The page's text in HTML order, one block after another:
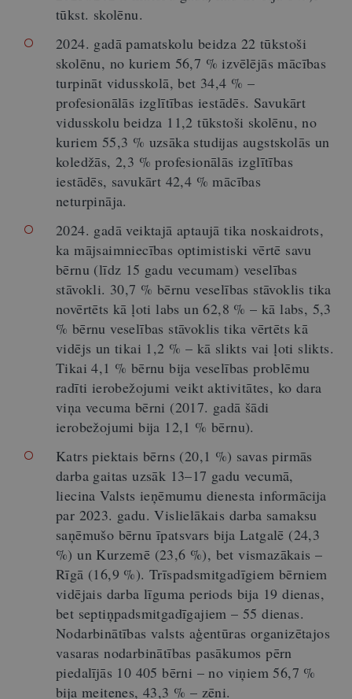
tūkst. skolēnu.
2024. gadā pamatskolu beidza 22 tūkstoši
skolēnu, no kuriem 56,7 % izvēlējās mācības
turpināt vidusskolā, bet 34,4 % –
profesionālās izglītības iestādēs. Savukārt
vidusskolu beidza 11,2 tūkstoši skolēnu, no
kuriem 55,3 % uzsāka studijas augstskolās un
koledžās, 2,3 % profesionālās izglītības
iestādēs, savukārt 42,4 % mācības
neturpināja.
2024. gadā veiktajā aptaujā tika noskaidrots,
ka mājsaimniecības optimistiski vērtē savu
bērnu (līdz 15 gadu vecumam) veselības
stāvokli. 30,7 % bērnu veselības stāvoklis tika
novērtēts kā ļoti labs un 62,8 % – kā labs, 5,3
% bērnu veselības stāvoklis tika vērtēts kā
vidējs un tikai 1,2 % – kā slikts vai ļoti slikts.
Tikai 4,1 % bērnu bija veselības problēmu
radīti ierobežojumi veikt aktivitātes, ko dara
viņa vecuma bērni (2017. gadā šādi
ierobežojumi bija 12,1 % bērnu).
Katrs piektais bērns (20,1 %) savas pirmās
darba gaitas uzsāk 13–17 gadu vecumā,
liecina Valsts ieņēmumu dienesta informācija
par 2023. gadu. Vislielākais darba samaksu
saņēmušo bērnu īpatsvars bija Latgalē (24,3
%) un Kurzemē (23,6 %), bet vismazākais –
Rīgā (16,9 %). Trīspadsmitgadīgiem bērniem
vidējais darba līguma periods bija 19 dienas,
bet septiņpadsmitgadīgajiem – 55 dienas.
Nodarbinātības valsts aģentūras organizētajos
vasaras nodarbinātības pasākumos pērn
piedalījās 10 405 bērni – no viņiem 56,7 %
bija meitenes, 43,3 % – zēni.